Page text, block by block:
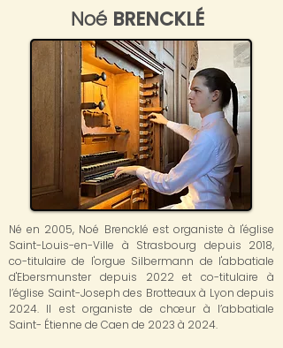
Noé BRENCKLÉ
Né en 2005, Noé Brencklé est organiste à l'église
Saint-Louis-en-Ville à Strasbourg depuis 2018,
co-titulaire de l'orgue Silbermann de l'abbatiale
d'Ebersmunster depuis 2022 et co-titulaire à
l’église Saint-Joseph des Brotteaux à Lyon depuis
2024. Il est organiste de chœur à l’abbatiale
Saint- Étienne de Caen de 2023 à 2024.